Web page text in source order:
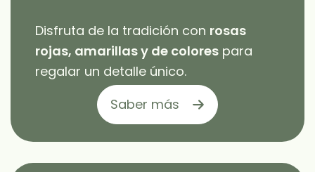
Disfruta de la tradición con rosas
rojas, amarillas y de colores para
regalar un detalle único.
Saber más